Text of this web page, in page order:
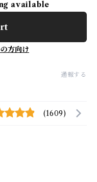
available
方向け
通報する
(1609)